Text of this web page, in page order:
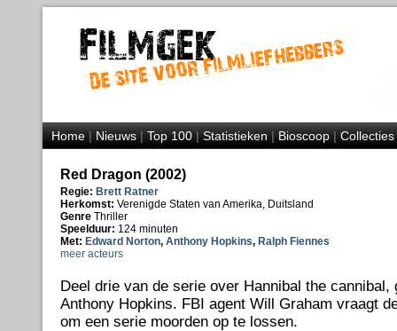
Home|Nieuws|Top 100|Statistieken|Bioscoop|Collecties
Red Dragon (2002)
Regie: Brett Ratner
Herkomst: Verenigde Staten van Amerika, Duitsland
Genre Thriller
Speelduur: 124 minuten
Met: Edward Norton, Anthony Hopkins, Ralph Fiennes
meer acteurs
Deel drie van de serie over Hannibal the cannibal,
Anthony Hopkins. FBI agent Will Graham vraagt
om een serie moorden op te lossen.